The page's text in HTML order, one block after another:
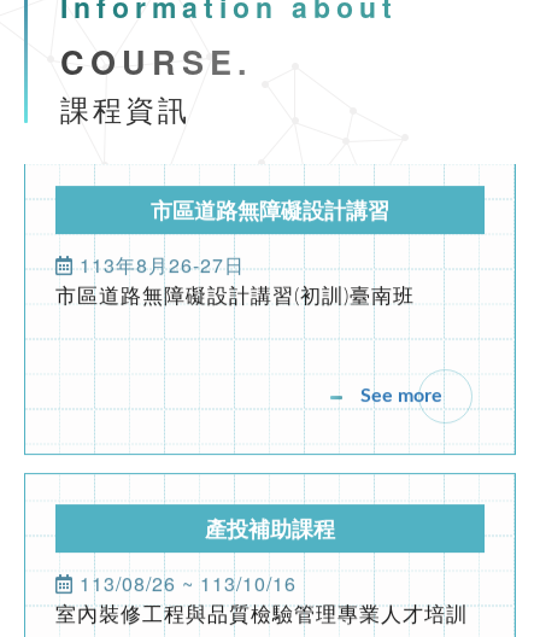
2023-09-02 協會公告
2024-02-23
防火管理人講習(初訓課程)
2021-09-23 期刊發佈
第196期台灣物業網報發刊囉
2021-09-23 期刊發佈
第195期台灣物業網報發刊囉
COURSE.
課程資訊
市區道路無障礙設計講習
113年8月26-27日
市區道路無障礙設計講習(初訓)臺南班
See more
產投補助課程
113/08/26 ~ 113/10/16
室內裝修工程與品質檢驗管理專業人才培訓
班